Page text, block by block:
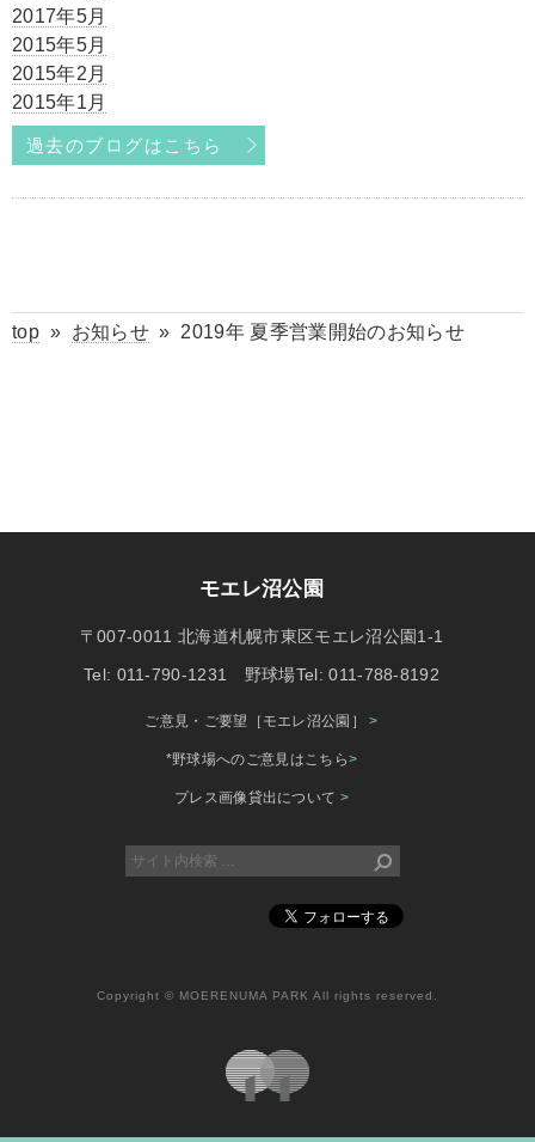
2017年5月
2015年5月
2015年2月
2015年1月
過去のブログはこちら
top» お知らせ» 2019年 夏季営業開始のお知らせ
モエレ沼公園
〒007-0011 北海道札幌市東区モエレ沼公園1-1
Tel: 011-790-1231 野球場Tel: 011-788-8192
ご意見・ご要望［モエレ沼公園］>
*野球場へのご意見はこちら>
プレス画像貸出について >
Copyright © MOERENUMA PARK All rights reserved.